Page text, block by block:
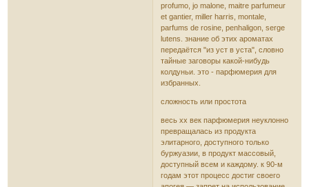
profumo, jo malone, maitre parfumeur
et gantier, miller harris, montale,
parfums de rosine, penhaligon, serge
lutens. знание об этих ароматах
передаётся "из уст в уста", словно
тайные заговоры какой-нибудь
колдуньи. это - парфюмерия для
избранных.
сложность или простота
весь xx век парфюмерия неуклонно
превращалась из продукта
элитарного, доступного только
буржуазии, в продукт массовый,
доступный всем и каждому. к 90-м
годам этот процесс достиг своего